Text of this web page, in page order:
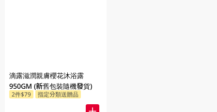
滴露滋潤親膚櫻花沐浴露
950GM (新舊包裝隨機發貨)
2件$79 指定分類送贈品